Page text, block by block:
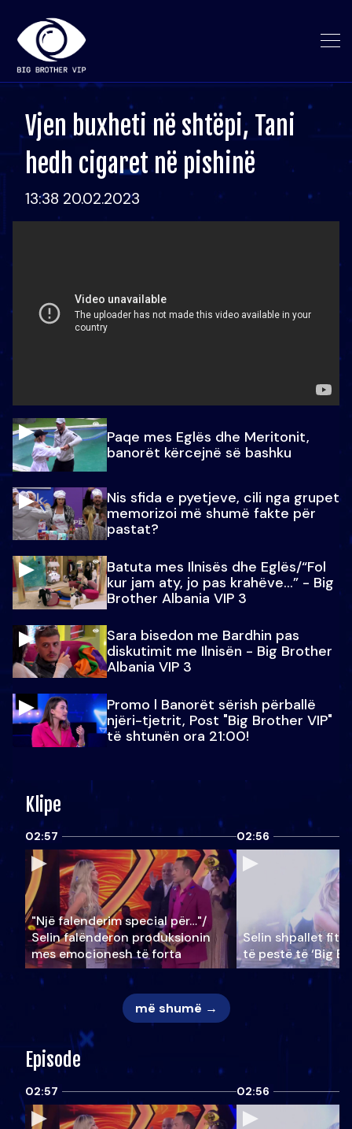
Vjen buxheti në shtëpi, Tani
hedh cigaret në pishinë
13:38 20.02.2023
Paqe mes Eglës dhe Meritonit,
banorët kërcejnë së bashku
Nis sfida e pyetjeve, cili nga grupet
memorizoi më shumë fakte për
pastat?
Batuta mes Ilnisës dhe Eglës/“Fol
kur jam aty, jo pas krahëve…” - Big
Brother Albania VIP 3
Sara bisedon me Bardhin pas
diskutimit me Ilnisën - Big Brother
Albania VIP 3
Promo l Banorët sërish përballë
njëri-tjetrit, Post "Big Brother VIP"
të shtunën ora 21:00!
Klipe
02:57
"Një falenderim special për…"/
Selin falënderon produksionin
mes emocionesh të forta
02:56
Selin shpallet
të pestë të ‘Big
më shumë →
Episode
02:57 02:56